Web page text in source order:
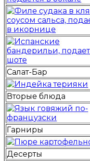
Салат-Бар
Вторые блюда
Гарниры
Десерты